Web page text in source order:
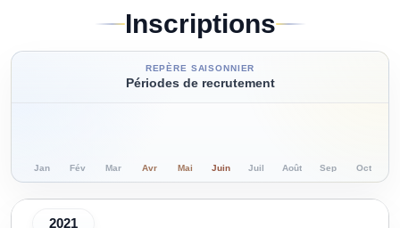
Inscriptions
REPÈRE SAISONNIER
Périodes de recrutement
Jan Fév Mar Avr Mai Juin Juil Août Sep Oct
2021